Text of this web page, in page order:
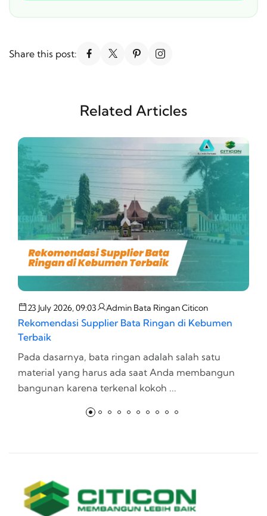
Share this post:
Related Articles
23 July 2026, 09:03 Admin Bata Ringan Citicon
Rekomendasi Supplier Bata Ringan di Kebumen
Terbaik
Pada dasarnya, bata ringan adalah salah satu
material yang harus ada saat Anda membangun
bangunan karena terkenal kokoh ...